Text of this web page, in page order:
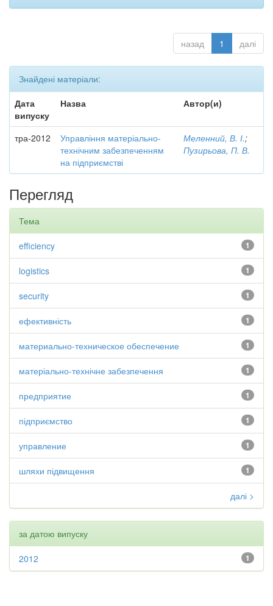
назад 1 далі
Знайдені матеріали:
Дата
випуску
Назва Автор(и)
тра-2012
Управління матеріально-
технічним забезпеченням
на підприємстві
Меленний, В. І.;
Пузирьова, П. В.
Перегляд
Тема
1
efficiency
1
logistics
1
security
1
ефективність
1
материально-техническое обеспечение
1
матеріально-технічне забезпечення
1
предприятие
1
підприємство
1
управление
1
шляхи підвищення
далі >
за датою випуску
1
2012